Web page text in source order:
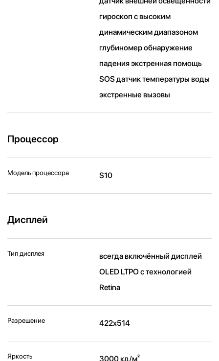
гироскоп с высоким
динамическим диапазоном
глубиномер обнаружение
падения экстренная помощь
SOS датчик температуры воды
экстренные вызовы
Процессор
Модель процессора S10
Дисплей
Тип дисплея
всегда включённый дисплей
OLED LTPO с технологией
Retina
Разрешение 422x514
Яркость 3000 кд/ м²